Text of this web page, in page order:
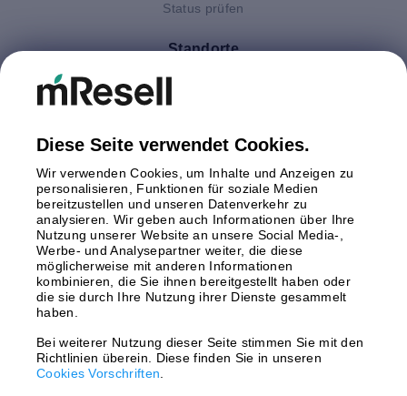
Status prüfen
Standorte
Deutschland
Italien
Polen
Schweden
Spanien
Österreich
Zahlungsmethoden
Diese Seite verwendet Cookies.
Wir verwenden Cookies, um Inhalte und Anzeigen zu
personalisieren, Funktionen für soziale Medien
bereitzustellen und unseren Datenverkehr zu
analysieren. Wir geben auch Informationen über Ihre
Nutzung unserer Website an unsere Social Media-,
Werbe- und Analysepartner weiter, die diese
möglicherweise mit anderen Informationen
kombinieren, die Sie ihnen bereitgestellt haben oder
die sie durch Ihre Nutzung ihrer Dienste gesammelt
haben.
Bei weiterer Nutzung dieser Seite stimmen Sie mit den
Richtlinien überein. Diese finden Sie in unseren
Cookies Vorschriften